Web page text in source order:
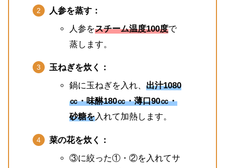
人参を蒸す：
人参をスチーム温度100度で
蒸します。
玉ねぎを炊く：
鍋に玉ねぎを入れ、 出汁1080
㏄・味醂180㏄・薄口90㏄・
砂糖を入れて加熱します。
菜の花を炊く：
③に絞った①・②を入れてサ